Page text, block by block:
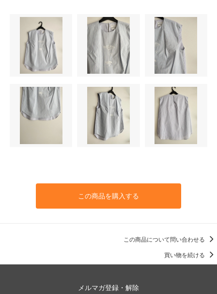
この商品を購入する
この商品について問い合わせる
買い物を続ける
メルマガ登録・解除